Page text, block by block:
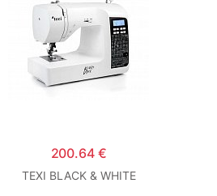
200.64 €
TEXI BLACK & WHITE